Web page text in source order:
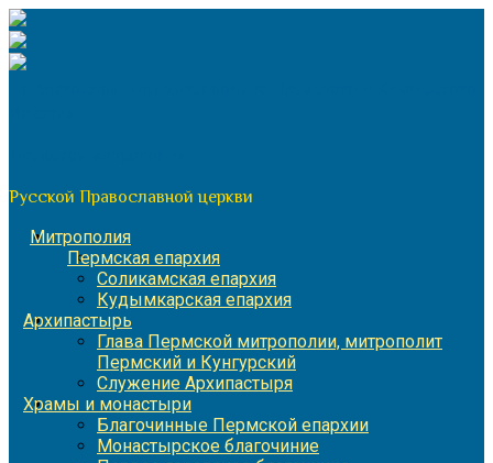
Перейти
к
содержимому
Русской Православной церкви
Митрополия
Пермская епархия
Соликамская епархия
Кудымкарская епархия
Архипастырь
Глава Пермской митрополии, митрополит
Пермский и Кунгурский
Служение Архипастыря
Храмы и монастыри
Благочинные Пермской епархии
Монастырское благочиние